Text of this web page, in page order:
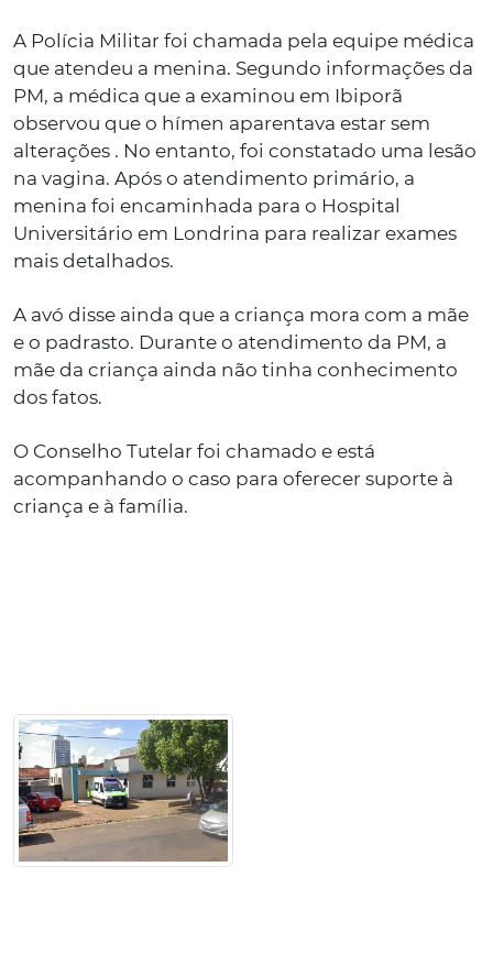
A Polícia Militar foi chamada pela equipe médica
que atendeu a menina. Segundo informações da
PM, a médica que a examinou em Ibiporã
observou que o hímen aparentava estar sem
alterações . No entanto, foi constatado uma lesão
na vagina. Após o atendimento primário, a
menina foi encaminhada para o Hospital
Universitário em Londrina para realizar exames
mais detalhados.
A avó disse ainda que a criança mora com a mãe
e o padrasto. Durante o atendimento da PM, a
mãe da criança ainda não tinha conhecimento
dos fatos.
O Conselho Tutelar foi chamado e está
acompanhando o caso para oferecer suporte à
criança e à família.